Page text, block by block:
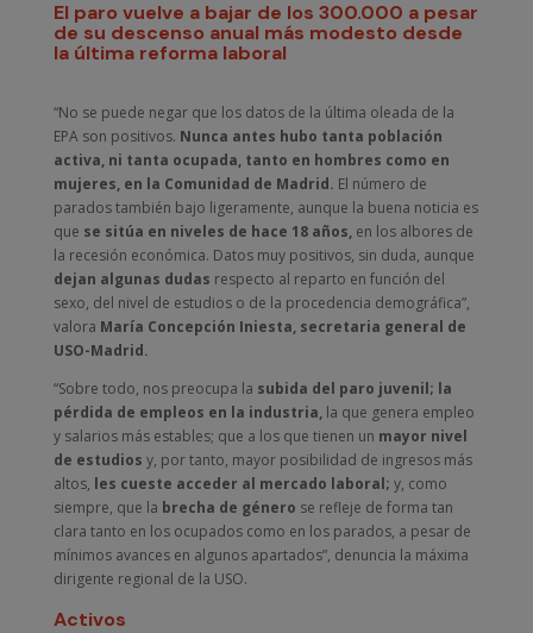
El paro vuelve a bajar de los 300.000 a pesar
de su descenso anual más modesto desde
la última reforma laboral
“No se puede negar que los datos de la última oleada de la
EPA son positivos. Nunca antes hubo tanta población
activa, ni tanta ocupada, tanto en hombres como en
mujeres, en la Comunidad de Madrid. El número de
parados también bajo ligeramente, aunque la buena noticia es
que se sitúa en niveles de hace 18 años,en los albores de
la recesión económica. Datos muy positivos, sin duda, aunque
dejan algunas dudas respecto al reparto en función del
sexo, del nivel de estudios o de la procedencia demográfica”,
valora María Concepción Iniesta, secretaria general de
USO-Madrid.
“Sobre todo, nos preocupa la subida del paro juvenil; la
pérdida de empleos en la industria,la que genera empleo
y salarios más estables; que a los que tienen un mayor nivel
de estudios y, por tanto, mayor posibilidad de ingresos más
altos, les cueste acceder al mercado laboral; y, como
siempre, que la brecha de género se refleje de forma tan
clara tanto en los ocupados como en los parados, a pesar de
mínimos avances en algunos apartados”, denuncia la máxima
dirigente regional de la USO.
Activos